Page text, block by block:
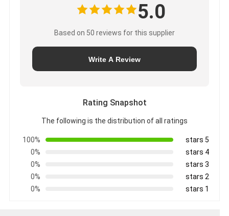
5.0
Based on 50 reviews for this supplier
Write A Review
Rating Snapshot
The following is the distribution of all ratings
5 stars
100%
4 stars
0%
3 stars
0%
2 stars
0%
1 stars
0%